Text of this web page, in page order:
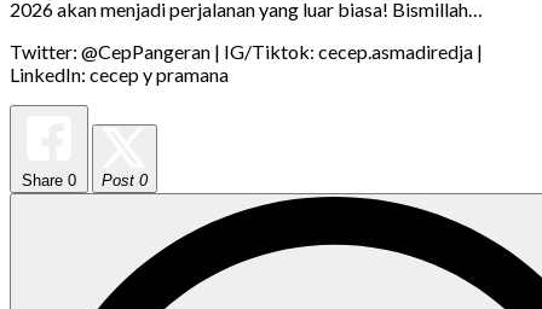
2026 akan menjadi perjalanan yang luar biasa! Bismillah…
Twitter: @CepPangeran | IG/Tiktok: cecep.asmadiredja |
LinkedIn: cecep y pramana
Share 0 Post 0